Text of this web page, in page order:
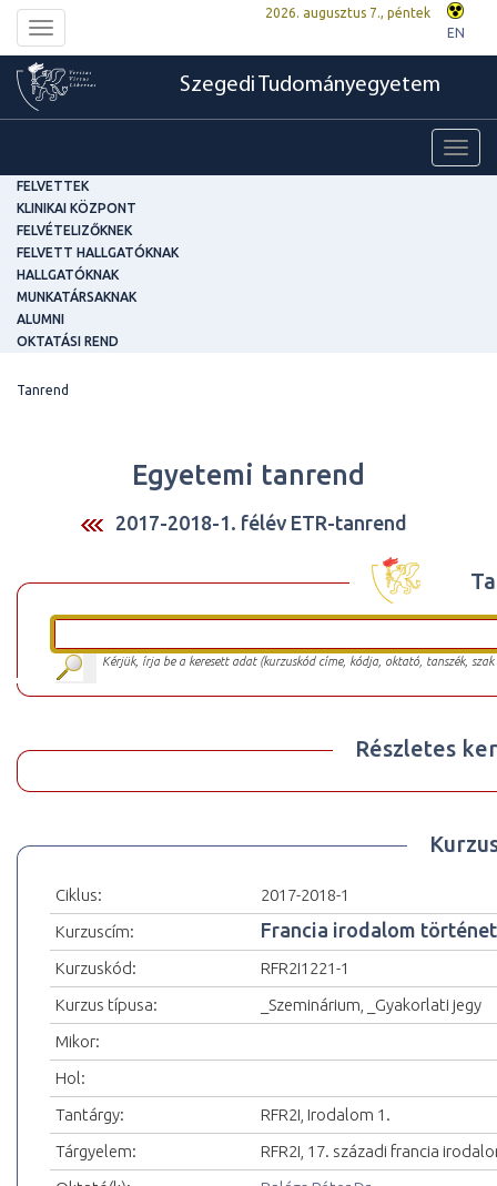
Toggle
navigation
2026. augusztus 7., péntek
EN
Szegedi Tudományegyetem
FELVETTEK
KLINIKAI KÖZPONT
FELVÉTELIZŐKNEK
FELVETT HALLGATÓKNAK
HALLGATÓKNAK
MUNKATÁRSAKNAK
ALUMNI
OKTATÁSI REND
Tanrend
Egyetemi tanrend
2017-2018-1. félév ETR-tanrend
Kérjük, írja be a keresett adat (kurzuskód címe, kódja, oktató, tanszék,
Részletes
Ciklus:
2017-2018-1
Kurzuscím:
Francia irodalom
Kurzuskód:
RFR2I1221-1
Kurzus típusa:
_Szeminárium, _Gyakorlati jegy
Mikor:
Hol:
Tantárgy:
RFR2I, Irodalom 1.
Tárgyelem:
RFR2I, 17. századi francia